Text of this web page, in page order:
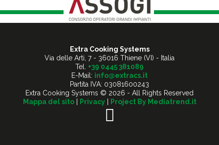
Extra Cooking Systems
Via delle Arti, 7 - 36016 Thiene (VI) - Italia
Tel. +39 0445 381089
E-Mail: info@extracs.it
Partita IVA: 03081600243
Extra Cooking Systems © 2026 - All Rights Reserved
Mappa del sito| Privacy| Project By Mediatrend.it